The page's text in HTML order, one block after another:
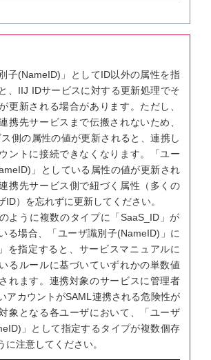
子(NameID)」としてID以外の属性を指
、IIJ IDサービスに対する更新処理でそ
更新される場合があります。ただし、
携先サービスまで伝搬されないため、
側の属性の値が更新されると、連携し
ントに接続できなくなります。「ユー
」としている属性の値が更新され
携先サービス側で紐づく属性（多くの
ID）を忘れずに更新してください。
ように複数のタイプに「SaaS_ID」が
る場合、「ユーザ識別子(NameID)」に
を指定すると、サービスマニュアルに
るルールに基づいていずれかの単数値
れます。連携対象のサービスに管理者
アカウントがSAML連携される危険性が
象となる各ユーザにおいて、「ユーザ
」として指定するタイプが複数個存
に注意してください。